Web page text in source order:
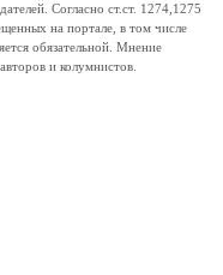
Согласно ст.ст. 1274,1275
на портале, в том числе
обязательной. Мнение
и колумнистов.